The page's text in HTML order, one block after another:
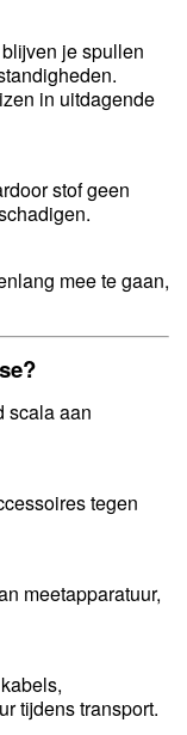
je spullen
in uitdagende
stof geen
mee te gaan,
scala aan
tegen
meetapparatuur,
tijdens transport.